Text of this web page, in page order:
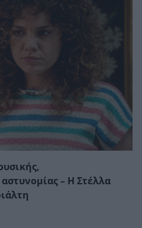
– Η Στέλλα